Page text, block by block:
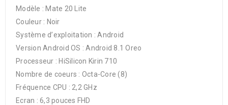
Modèle : Mate 20 Lite
Couleur : Noir
Système d’exploitation : Android
Version Android OS : Android 8.1 Oreo
Processeur : HiSilicon Kirin 710
Nombre de coeurs : Octa-Core (8)
Fréquence CPU : 2,2 GHz
Ecran : 6,3 pouces FHD